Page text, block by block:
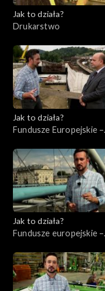
Jak to działa?
Drukarstwo
Jak to działa?
Fundusze Europejskie –
Jak to działa?
Fundusze europejskie –